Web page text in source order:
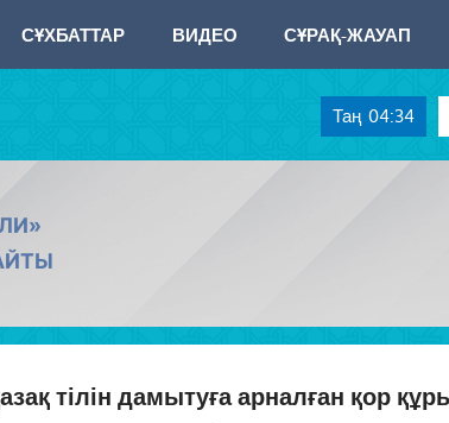
СҰХБАТТАР ВИДЕО СҰРАҚ-ЖАУАП
Таң 04:34
тілін дамытуға арналған қор